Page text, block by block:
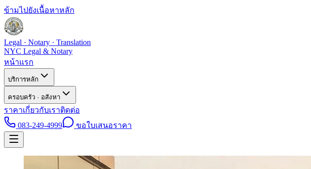
ข้ามไปยังเนื้อหาหลัก
Legal · Notary · Translation
NYC Legal & Notary
หน้าแรก
บริการหลัก
ครอบครัว · อสังหา
ราคาเกี่ยวกับเราติดต่อ
083-249-4999
ขอใบเสนอราคา